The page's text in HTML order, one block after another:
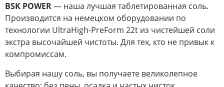
BSK POWER— наша лучшая таблетированная соль.
Производится на немецком оборудовании по
технологии UltraHigh-PreForm 22t из чистейшей соли
экстра высочайшей чистоты. Для тех, кто не привык к
компромиссам.
Выбирая нашу соль, вы получаете великолепное